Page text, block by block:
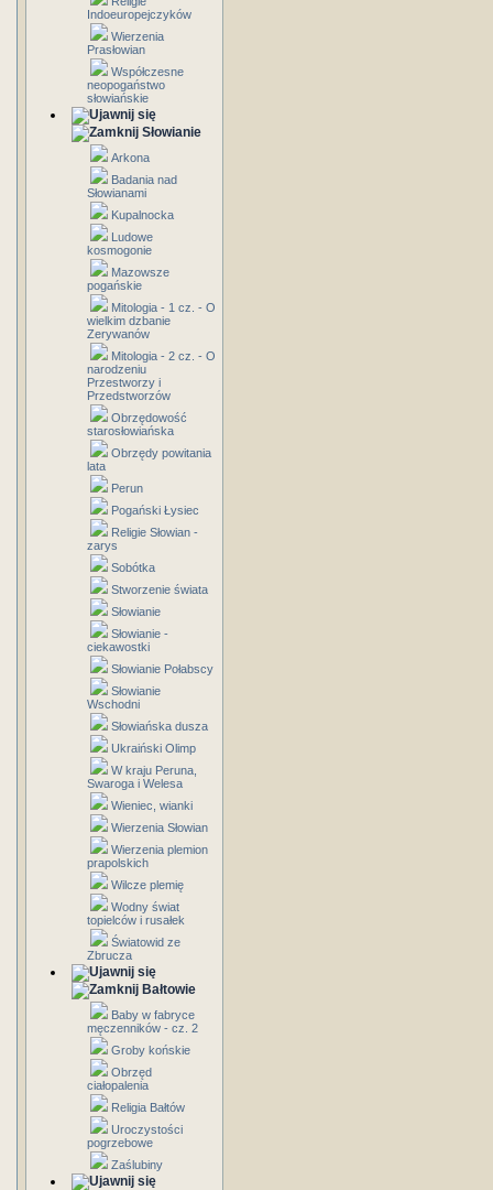
Indoeuropejczyków
Wierzenia
Prasłowian
Współczesne
neopogaństwo
słowiańskie
Słowianie
Arkona
Badania nad
Słowianami
Kupalnocka
Ludowe
kosmogonie
Mazowsze
pogańskie
Mitologia - 1 cz. - O
wielkim dzbanie
Zerywanów
Mitologia - 2 cz. - O
narodzeniu
Przestworzy i
Przedstworzów
Obrzędowość
starosłowiańska
Obrzędy powitania
lata
Perun
Pogański Łysiec
Religie Słowian -
zarys
Sobótka
Stworzenie świata
Słowianie
Słowianie -
ciekawostki
Słowianie Połabscy
Słowianie
Wschodni
Słowiańska dusza
Ukraiński Olimp
W kraju Peruna,
Swaroga i Welesa
Wieniec, wianki
Wierzenia Słowian
Wierzenia plemion
prapolskich
Wilcze plemię
Wodny świat
topielców i rusałek
Światowid ze
Zbrucza
Bałtowie
Baby w fabryce
męczenników - cz. 2
Groby końskie
Obrzęd
ciałopalenia
Religia Bałtów
Uroczystości
pogrzebowe
Zaślubiny